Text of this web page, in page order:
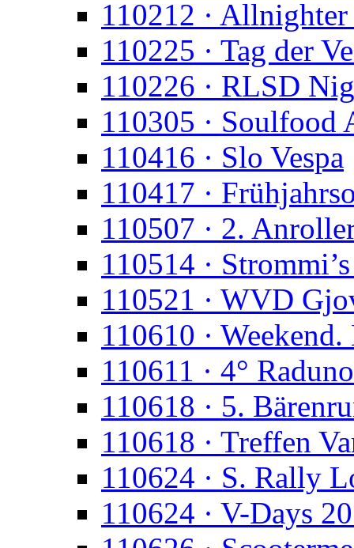
110212 ·
110225 · Tag der
110226 · RLSD
110305 · Soulfood
110416 · Slo Vespa
110417 ·
110507 · 2.
110514 ·
110521 · WVD
110610 ·
110611 · 4°
110618 · 5.
110618 · Treffen
110624 · S. Rally
110624 · V-Days